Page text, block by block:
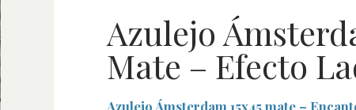
Azulejo
Mate – Efecto
Azulejo Ámsterdam 15x45 mate –